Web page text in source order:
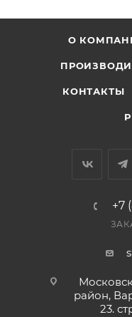
О
КОНТАКТЫ
+7
район,
23.